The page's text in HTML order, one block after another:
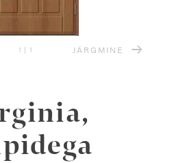
1 | 1 JÄRGMINE